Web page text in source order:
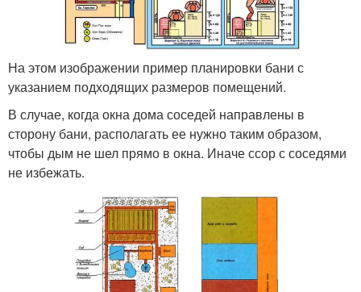
На этом изображении пример планировки бани с
указанием подходящих размеров помещений.
В случае, когда окна дома соседей направлены в
сторону бани, располагать ее нужно таким образом,
чтобы дым не шел прямо в окна. Иначе ссор с соседями
не избежать.